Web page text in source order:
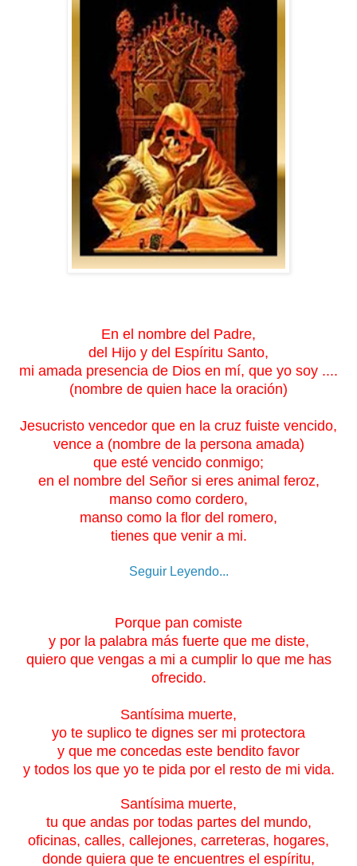
En el nombre del Padre,
del Hijo y del Espíritu Santo,
mi amada presencia de Dios en mí, que yo soy ....
(nombre de quien hace la oración)
Jesucristo vencedor que en la cruz fuiste vencido,
vence a (nombre de la persona amada)
que esté vencido conmigo;
en el nombre del Señor si eres animal feroz,
manso como cordero,
manso como la flor del romero,
tienes que venir a mi.
Seguir Leyendo...
Porque pan comiste
y por la palabra más fuerte que me diste,
quiero que vengas a mi a cumplir lo que me has
ofrecido.
Santísima muerte,
yo te suplico te dignes ser mi protectora
y que me concedas este bendito favor
y todos los que yo te pida por el resto de mi vida.
Santísima muerte,
tu que andas por todas partes del mundo,
oficinas, calles, callejones, carreteras, hogares,
donde quiera que te encuentres el espíritu,